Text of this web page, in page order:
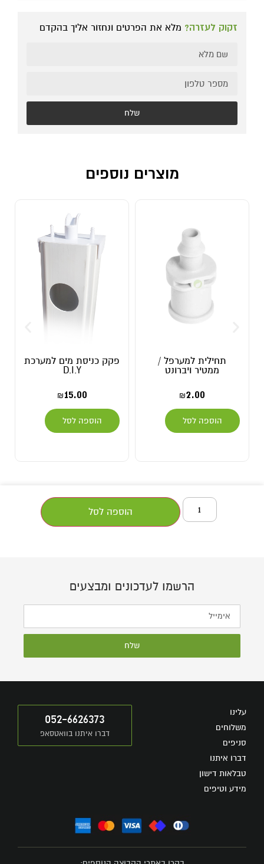
זקוק לעזרה? מלא את הפרטים ונחזור אליך בהקדם
שלח
מוצרים נוספים
תחילית למערפל /
ממטיר ויברונט
₪2.00
הוספה לסל
פקק כניסת מים למערכת
D.I.Y
₪15.00
הוספה לסל
הוספה לסל
הרשמו לעדכונים ומבצעים
שלח
עלינו
משלוחים
סניפים
דברו איתנו
טבלאות דישון
מידע וטיפים
052-6626373
דברו איתנו בוואטסאפ